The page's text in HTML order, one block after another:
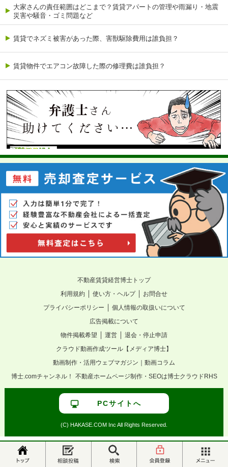
大家さんの責任範囲はどこまで？賃貸アパートの管理や雨漏り・地震
災害や騒音・ゴミ問題など
賃貸でネズミ被害があった際、害獣駆除費用は誰負担？
賃貸物件でエアコン故障した際の修理費は誰負担？
不動産賃貸経営博士トップ
利用規約 ｜ 使い方・ヘルプ｜ お問合せ
プライバシーポリシー ｜ 個人情報の取扱いについて
広告掲載について
物件掲載希望 ｜ 運営 ｜ 退会・停止申請
クラウド動画作成ツール【メディア博士】
動画制作・活用ウェブマガジン｜動画コラム
博士.comチャンネル！
不動産ホームページ制作・SEOは博士クラウドRHS
PCサイトへ
(C) HAKASE.COM Inc All Rights Reserved.